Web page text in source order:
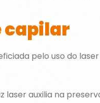
capilar
pelo uso do
auxilia na